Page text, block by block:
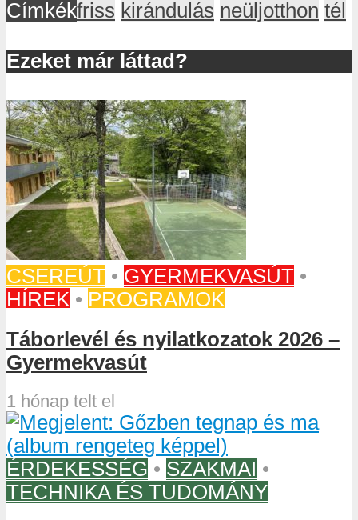
Címkékfriss kirándulás neüljotthon tél
Ezeket már láttad?
CSEREÚT • GYERMEKVASÚT •
HÍREK • PROGRAMOK
Táborlevél és nyilatkozatok 2026 –
Gyermekvasút
1 hónap telt el
ÉRDEKESSÉG • SZAKMAI •
TECHNIKA ÉS TUDOMÁNY